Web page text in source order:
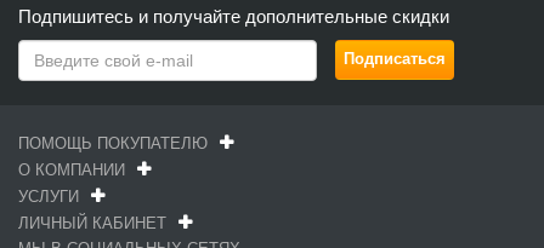
Подпишитесь и получайте дополнительные скидки
ПОМОЩЬ ПОКУПАТЕЛЮ
О КОМПАНИИ
УСЛУГИ
ЛИЧНЫЙ КАБИНЕТ